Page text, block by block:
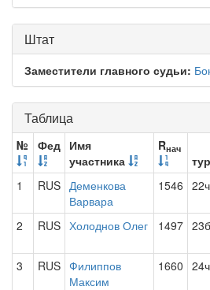
Штат
Заместители главного судьи:
Таблица
№ Фед Имя
участника
Rнач
1
RUS Деменкова
Варвара
1546
2 RUS Холоднов Олег 1497
3 RUS Филиппов
Максим
1660